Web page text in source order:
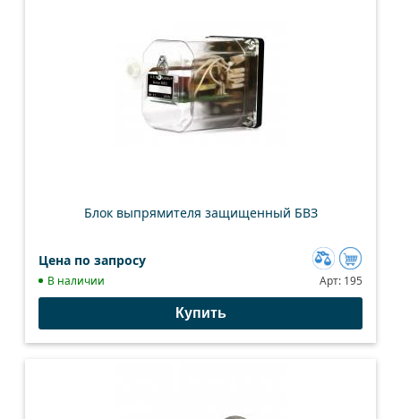
Блок выпрямителя защищенный БВЗ
Цена по запросу
Добавить
к
В наличии Арт: 195
Купить